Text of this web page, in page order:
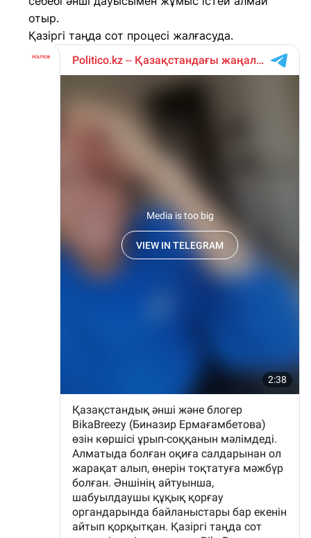
отыр.
Қазіргі таңда сот процесі жалғасуда.